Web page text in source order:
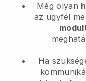
Még olyan
az ügyfél
Ha